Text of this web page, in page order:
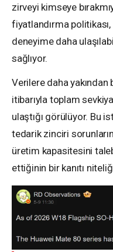
zirveyi kimseye
fiyatlandırma
deneyime daha
sağlıyor.
Verilere daha yakından
itibarıyla toplam
ulaştığı görülüyor. Bu
tedarik zinciri
üretim kapasitesini
ettiğinin bir kanıtı